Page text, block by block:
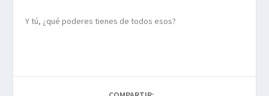
Y tú, ¿qué poderes tienes de todos esos?